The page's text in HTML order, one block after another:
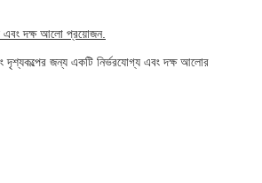
এবং দক্ষ আলো প্রয়োজন.
দৃশ্যকল্পের জন্য একটি নির্ভরযোগ্য এবং দক্ষ আলোর